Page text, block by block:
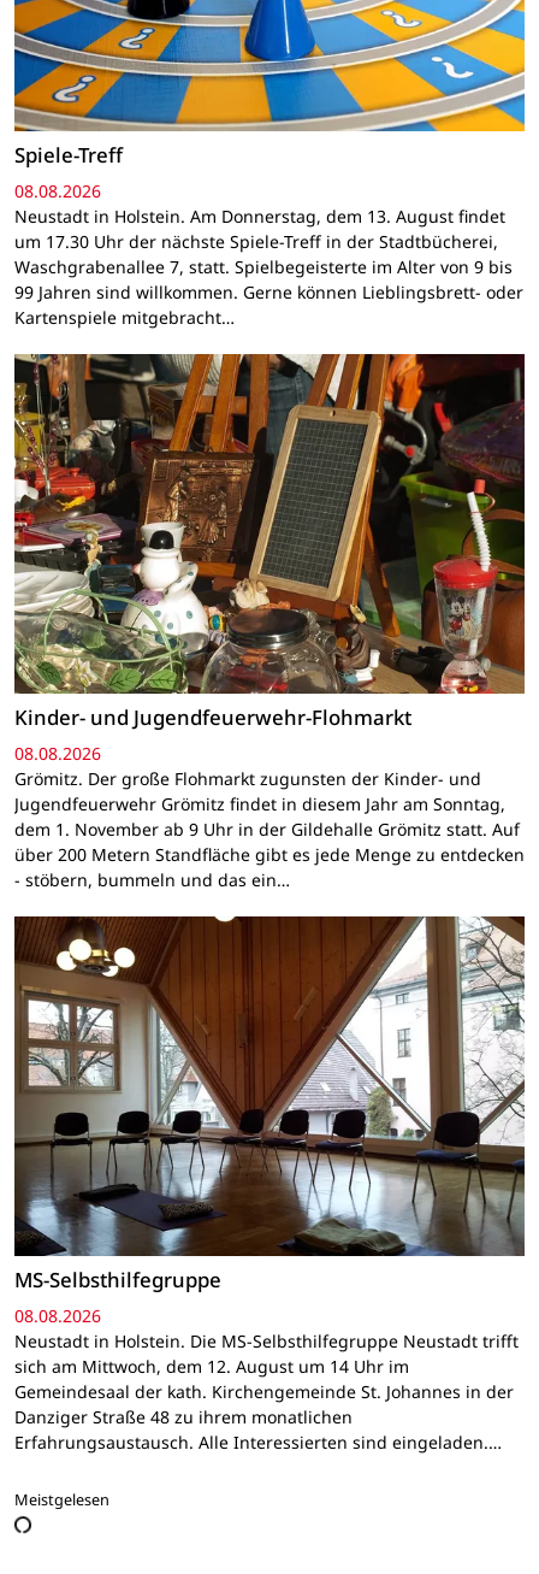
Spiele-Treff
08.08.2026
Neustadt in Holstein. Am Donnerstag, dem 13. August findet
um 17.30 Uhr der nächste Spiele-Treff in der Stadtbücherei,
Waschgrabenallee 7, statt. Spielbegeisterte im Alter von 9 bis
99 Jahren sind willkommen. Gerne können Lieblingsbrett- oder
Kartenspiele mitgebracht…
Kinder- und Jugendfeuerwehr-Flohmarkt
08.08.2026
Grömitz. Der große Flohmarkt zugunsten der Kinder- und
Jugendfeuerwehr Grömitz findet in diesem Jahr am Sonntag,
dem 1. November ab 9 Uhr in der Gildehalle Grömitz statt. Auf
über 200 Metern Standfläche gibt es jede Menge zu entdecken
- stöbern, bummeln und das ein…
MS-Selbsthilfegruppe
08.08.2026
Neustadt in Holstein. Die MS-Selbsthilfegruppe Neustadt trifft
sich am Mittwoch, dem 12. August um 14 Uhr im
Gemeindesaal der kath. Kirchengemeinde St. Johannes in der
Danziger Straße 48 zu ihrem monatlichen
Erfahrungsaustausch. Alle Interessierten sind eingeladen.…
Meistgelesen